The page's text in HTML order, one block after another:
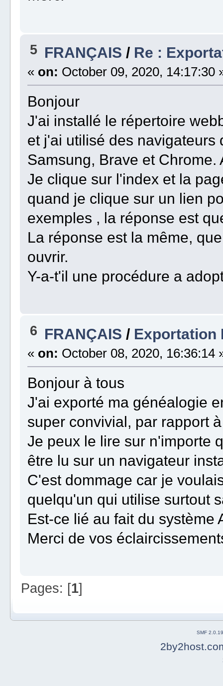
5 FRANÇAIS / Re :
« on: October 09, 2020, 14:17:30
Bonjour
J'ai installé le répertoire
et j'ai utilisé des navigateurs
Samsung, Brave et
Je clique sur l'index et la
quand je clique sur un lien
exemples , la réponse est
La réponse est la même,
ouvrir.
Y-a-t'il une procédure a
6 FRANÇAIS / Exportation
« on: October 08, 2020, 16:36:14
Bonjour à tous
J'ai exporté ma généalogie
super convivial, par rapport
Je peux le lire sur n'importe
être lu sur un navigateur
C'est dommage car je
quelqu'un qui utilise surtout
Est-ce lié au fait du système
Merci de vos
Pages: [1]
SMF 2.0.19